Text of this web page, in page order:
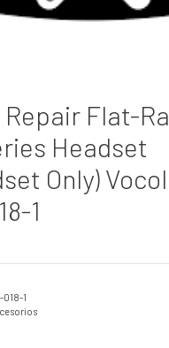
Repair Flat-
Headset
Only)
1
018-1